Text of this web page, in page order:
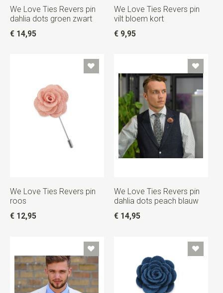
We Love Ties Revers pin
dahlia dots groen zwart
€ 14,95
We Love Ties Revers pin
vilt bloem kort
€ 9,95
We Love Ties Revers pin
roos
€ 12,95
We Love Ties Revers pin
dahlia dots peach blauw
€ 14,95